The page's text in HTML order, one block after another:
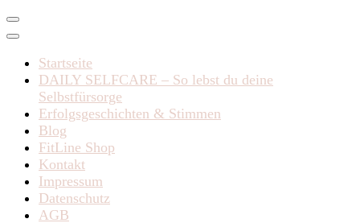
Startseite
DAILY SELFCARE – So lebst du deine
Selbstfürsorge
Erfolgsgeschichten & Stimmen
Blog
FitLine Shop
Kontakt
Impressum
Datenschutz
AGB